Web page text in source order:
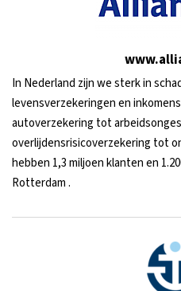
In Nederland zijn we sterk in
levensverzekeringen en
autoverzekering tot
overlijdens­risicoverzekering tot
hebben 1,3 miljoen klanten en
Rotterdam .